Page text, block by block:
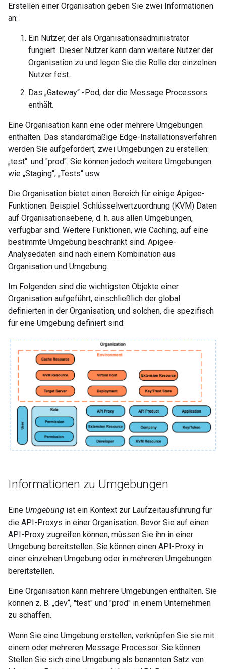
Erstellen einer Organisation geben Sie zwei Informationen
an:
Ein Nutzer, der als Organisationsadministrator
fungiert. Dieser Nutzer kann dann weitere Nutzer der
Organisation zu und legen Sie die Rolle der einzelnen
Nutzer fest.
Das „Gateway“ -Pod, der die Message Processors
enthält.
Eine Organisation kann eine oder mehrere Umgebungen
enthalten. Das standardmäßige Edge-Installationsverfahren
werden Sie aufgefordert, zwei Umgebungen zu erstellen:
„test“. und "prod". Sie können jedoch weitere Umgebungen
wie „Staging“, „Tests“ usw.
Die Organisation bietet einen Bereich für einige Apigee-
Funktionen. Beispiel: Schlüsselwertzuordnung (KVM) Daten
auf Organisationsebene, d. h. aus allen Umgebungen,
verfügbar sind. Weitere Funktionen, wie Caching, auf eine
bestimmte Umgebung beschränkt sind. Apigee-
Analysedaten sind nach einem Kombination aus
Organisation und Umgebung.
Im Folgenden sind die wichtigsten Objekte einer
Organisation aufgeführt, einschließlich der global
definierten in der Organisation, und solchen, die spezifisch
für eine Umgebung definiert sind:
Informationen zu Umgebungen
Eine Umgebung ist ein Kontext zur Laufzeitausführung für
die API-Proxys in einer Organisation. Bevor Sie auf einen
API-Proxy zugreifen können, müssen Sie ihn in einer
Umgebung bereitstellen. Sie können einen API-Proxy in
einer einzelnen Umgebung oder in mehreren Umgebungen
bereitstellen.
Eine Organisation kann mehrere Umgebungen enthalten. Sie
können z. B. „dev“, "test" und "prod" in einem Unternehmen
zu schaffen.
Wenn Sie eine Umgebung erstellen, verknüpfen Sie sie mit
einem oder mehreren Message Processor. Sie können
Stellen Sie sich eine Umgebung als benannten Satz von